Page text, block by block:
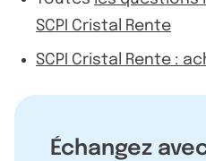
SCPI Cristal Rente
SCPI Cristal Rente :
Échangez